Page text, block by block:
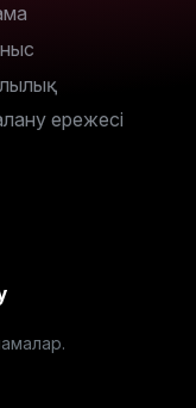
ережесі